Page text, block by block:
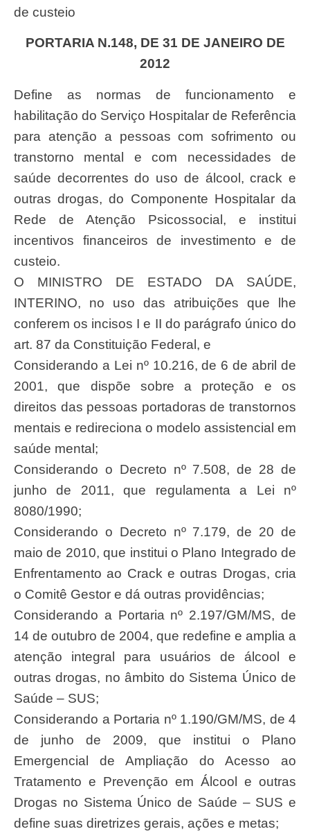
de custeio
PORTARIA N.148, DE 31 DE JANEIRO DE
2012
Define as normas de funcionamento e
habilitação do Serviço Hospitalar de Referência
para atenção a pessoas com sofrimento ou
transtorno mental e com necessidades de
saúde decorrentes do uso de álcool, crack e
outras drogas, do Componente Hospitalar da
Rede de Atenção Psicossocial, e institui
incentivos financeiros de investimento e de
custeio.
O MINISTRO DE ESTADO DA SAÚDE,
INTERINO, no uso das atribuições que lhe
conferem os incisos I e II do parágrafo único do
art. 87 da Constituição Federal, e
Considerando a Lei nº 10.216, de 6 de abril de
2001, que dispõe sobre a proteção e os
direitos das pessoas portadoras de transtornos
mentais e redireciona o modelo assistencial em
saúde mental;
Considerando o Decreto nº 7.508, de 28 de
junho de 2011, que regulamenta a Lei nº
8080/1990;
Considerando o Decreto nº 7.179, de 20 de
maio de 2010, que institui o Plano Integrado de
Enfrentamento ao Crack e outras Drogas, cria
o Comitê Gestor e dá outras providências;
Considerando a Portaria nº 2.197/GM/MS, de
14 de outubro de 2004, que redefine e amplia a
atenção integral para usuários de álcool e
outras drogas, no âmbito do Sistema Único de
Saúde – SUS;
Considerando a Portaria nº 1.190/GM/MS, de 4
de junho de 2009, que institui o Plano
Emergencial de Ampliação do Acesso ao
Tratamento e Prevenção em Álcool e outras
Drogas no Sistema Único de Saúde – SUS e
define suas diretrizes gerais, ações e metas;